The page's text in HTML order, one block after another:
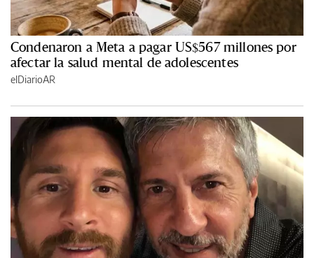
Condenaron a Meta a pagar US$567 millones por
afectar la salud mental de adolescentes
elDiarioAR